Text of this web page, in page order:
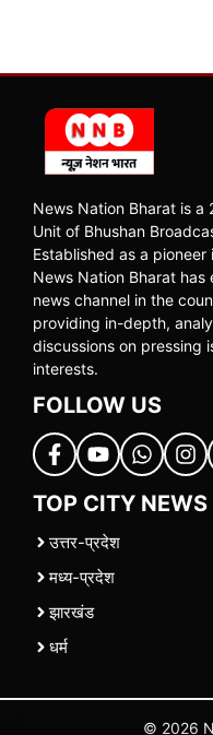
News Nation Bharat is a
Unit of Bhushan
Established as a
News Nation Bharat
news channel in the
providing in-depth,
discussions on pressing
interests.
FOLLOW US
TOP CITY NEWS
उत्तर-प्रदेश
मध्य-प्रदेश
झारखंड
धर्म
© 2026